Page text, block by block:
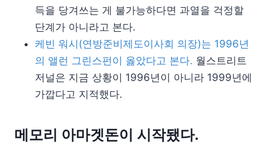
득을 당겨쓰는 게 불가능하다면 과열을 걱정할
단계가 아니라고 본다.
케빈 워시(연방준비제도이사회 의장)는 1996년
의 앨런 그린스펀이 옳았다고 본다. 월스트리트
저널은 지금 상황이 1996년이 아니라 1999년에
가깝다고 지적했다.
메모리 아마겟돈이 시작됐다.